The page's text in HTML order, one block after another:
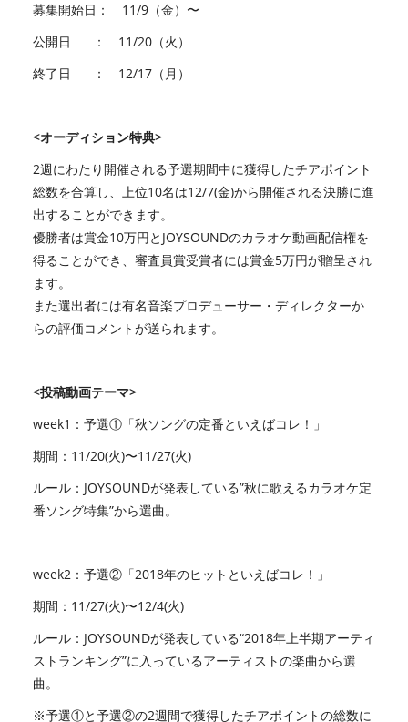
募集開始日： 11/9（金）〜
公開日 ： 11/20（火）
終了日 ： 12/17（月）
<オーディション特典>
2週にわたり開催される予選期間中に獲得したチアポイント
総数を合算し、上位10名は12/7(金)から開催される決勝に進
出することができます。
優勝者は賞金10万円とJOYSOUNDのカラオケ動画配信権を
得ることができ、審査員賞受賞者には賞金5万円が贈呈され
ます。
また選出者には有名音楽プロデューサー・ディレクターか
らの評価コメントが送られます。
<投稿動画テーマ>
week1：予選①「秋ソングの定番といえばコレ！」
期間：11/20(火)〜11/27(火)
ルール：JOYSOUNDが発表している”秋に歌えるカラオケ定
番ソング特集”から選曲。
week2：予選②「2018年のヒットといえばコレ！」
期間：11/27(火)〜12/4(火)
ルール：JOYSOUNDが発表している“2018年上半期アーティ
ストランキング”に入っているアーティストの楽曲から選
曲。
※予選①と予選②の2週間で獲得したチアポイントの総数に